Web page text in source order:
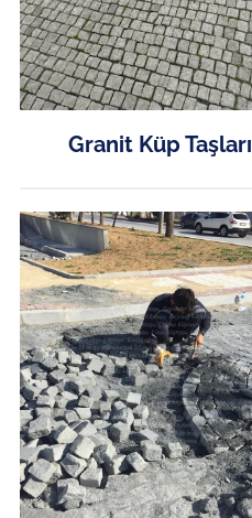
Granit Küp Taşları